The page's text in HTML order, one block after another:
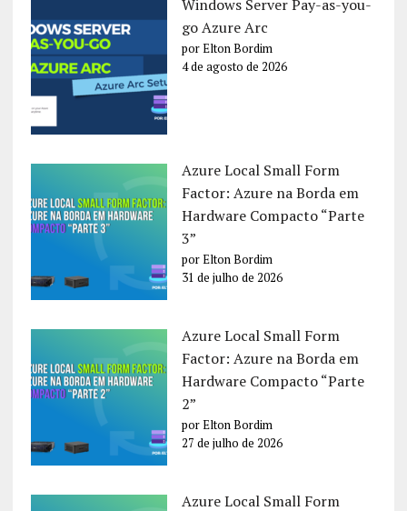
Windows Server Pay-as-you-
go Azure Arc
por Elton Bordim
4 de agosto de 2026
Azure Local Small Form
Factor: Azure na Borda em
Hardware Compacto “Parte
3”
por Elton Bordim
31 de julho de 2026
Azure Local Small Form
Factor: Azure na Borda em
Hardware Compacto “Parte
2”
por Elton Bordim
27 de julho de 2026
Azure Local Small Form